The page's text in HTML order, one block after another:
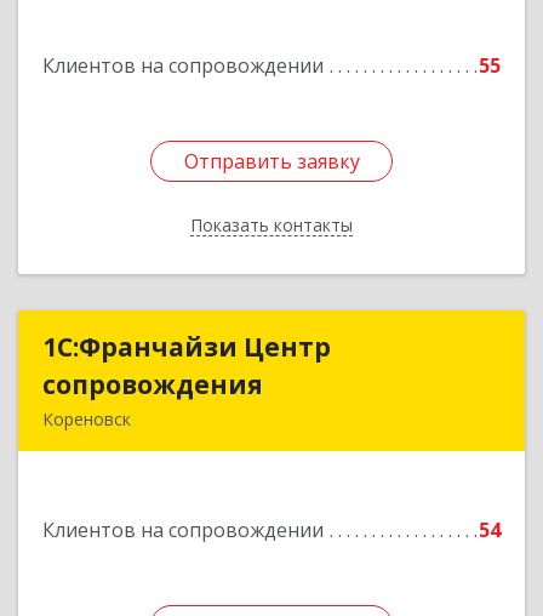
Клиентов на сопровождении 55
Отправить заявку
Показать контакты
Отправить заявку
Назад
1С:Франчайзи Центр
сопровождения
Кореновск
Клиентов на сопровождении 54
1С:Франчайзи Центр